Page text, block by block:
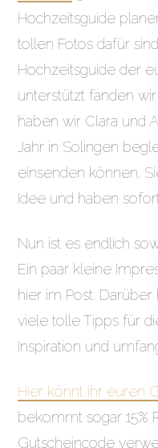
Hochzeitsguide
tollen Fotos dafür
Hochzeitsguide der
unterstützt fanden
haben wir Clara und
Jahr in Solingen
einsenden können.
Idee und haben
Nun ist es endlich
Ein paar kleine
hier im Post.
viele tolle Tipps für
Inspiration und
Hier könnt ihr euren
bekommt sogar 15%
Gutscheincode